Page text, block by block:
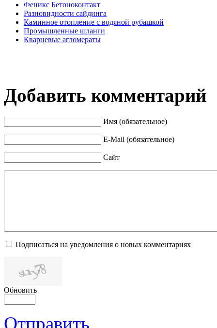
Феникс Бетоноконтакт
Разновидности сайдинга
Каминное отопление с водяной рубашкой
Промышленные шланги
Кварцевые агломераты
Добавить комментарий
Имя (обязательное)
E-Mail (обязательное)
Сайт
Подписаться на уведомления о новых комментариях
Обновить
Отправить